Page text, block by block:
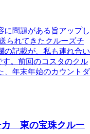
に問題がある旨アップし
られてきたクルーズチ
の記載が、私も連れ合い
。前回のコスタのクル
、年末年始のカウントダ
東の宝珠クルー